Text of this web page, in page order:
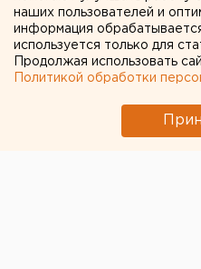
наших пользователей и
информация
используется только для
Продолжая использовать
Политикой обработки